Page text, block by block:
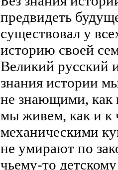
предвидеть
существовал у
историю своей
Великий русский
знания истории
не знающими, как
мы живем, как и к
механическими
не умирают по
чьему-то